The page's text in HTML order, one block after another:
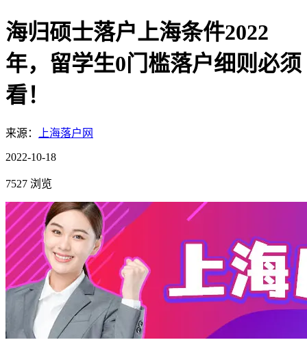
海归硕士落户上海条件2022
年，留学生0门槛落户细则必须
看！
来源： 上海落户网
2022-10-18
7527 浏览